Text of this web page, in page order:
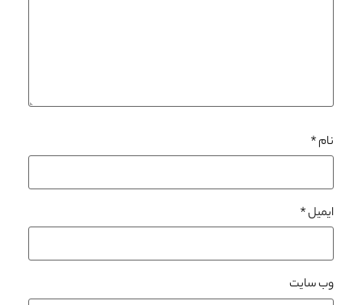
نام*
ایمیل*
وب‌ سایت